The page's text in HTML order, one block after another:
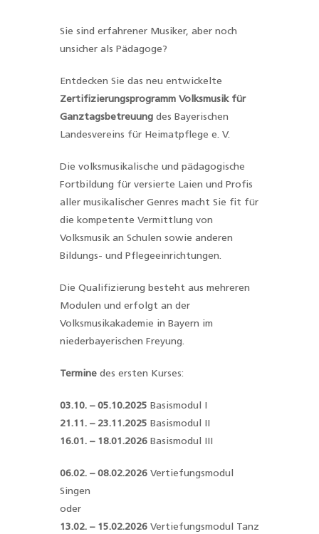
Sie sind erfahrener Musiker, aber noch
unsicher als Pädagoge?
Entdecken Sie das neu entwickelte
Zertifizierungsprogramm Volksmusik für
Ganztagsbetreuung des Bayerischen
Landesvereins für Heimatpflege e. V.
Die volksmusikalische und pädagogische
Fortbildung für versierte Laien und Profis
aller musikalischer Genres macht Sie fit für
die kompetente Vermittlung von
Volksmusik an Schulen sowie anderen
Bildungs- und Pflegeeinrichtungen.
Die Qualifizierung besteht aus mehreren
Modulen und erfolgt an der
Volksmusikakademie in Bayern im
niederbayerischen Freyung.
Termine des ersten Kurses:
03.10. – 05.10.2025 Basismodul I
21.11. – 23.11.2025 Basismodul II
16.01. – 18.01.2026 Basismodul III
06.02. – 08.02.2026 Vertiefungsmodul
Singen
oder
13.02. – 15.02.2026 Vertiefungsmodul Tanz